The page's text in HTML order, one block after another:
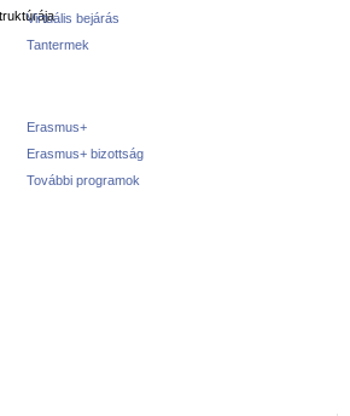
Virtuális bejárás
Tantermek
Erasmus+
Erasmus+ bizottság
További programok